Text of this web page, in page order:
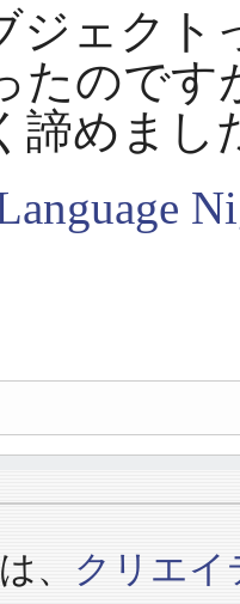
ジェクト
たので
諦めまし
、 クリエ